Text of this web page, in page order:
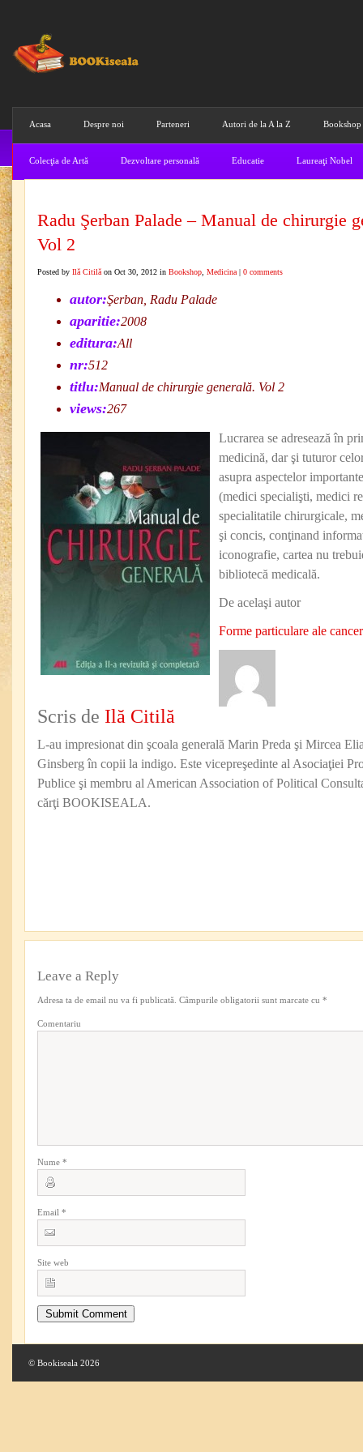
Acasa Despre noi Parteneri Autori de la A la Z Bookshop
Colecţia de Artă Dezvoltare personală Educatie Laureaţi Nobel
Radu Şerban Palade – Manual de chirurgie
Vol 2
Posted by Ilă Citilă on Oct 30, 2012 in Bookshop Medicina | 0 comments
autor:Şerban, Radu Palade
aparitie:2008
editura:All
nr:512
titlu:Manual de chirurgie generală. Vol 2
views:267
Lucrarea se adresează în
medicină, dar şi tuturor
asupra aspectelor
(medici specialişti, medici
specialitatile chirurgicale,
şi concis, conţinand
iconografie, cartea nu
bibliotecă medicală.
De acelaşi autor
Forme particulare ale
Scris de Ilă Citilă
L-au impresionat din şcoala generală Marin Preda şi Mircea
Ginsberg în copii la indigo. Este vicepreşedinte al Asociaţiei
Publice şi membru al American Association of Political
cărţi BOOKISEALA.
Leave a Reply
Adresa ta de email nu va fi publicată. Câmpurile obligatorii sunt marcate cu *
Comentariu
Nume *
Email *
Site web
© Bookiseala 2026